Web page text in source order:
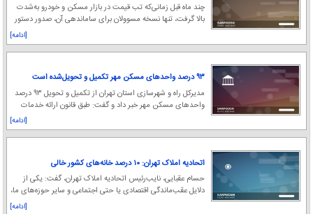
چند ماه قبل زمانی‌که تب قیمت در بازار مسکن و خودرو به‌شدت
بالا گرفت، تنها نسخه مسوولان برای ساماندهی آن، صدور دستور
[ادامه]
۹۳ درصد واحدهای مسکن مهر تکمیل و تحویل‌شده است
مدیرکل راه و شهرسازی استان تهران از تکمیل و تحویل ۹۳ درصد
واحدهای مسکن مهر خبر داد و گفت: طبق قانون ارائه خدمات
[ادامه]
اتحادیه املاک تهران: ۱۰ درصد خانه‌های کشور خالی
هستند/ ۵۰۰ هزار خانه خالی در تهران گزارش شده است
حسام عقبایی، نایب‌رئیس اتحادیه املاک تهران، گفت: یکی از
دلایل عقب‌ماندگی اقتصادی یا حتی اجتماعی و سایر حوزه‌های ما،
[ادامه]